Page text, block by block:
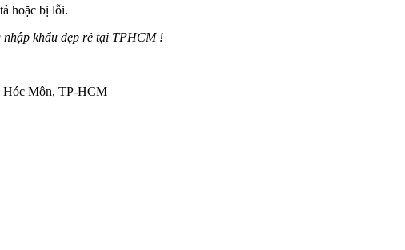
hoặc bị lỗi.
khẩu đẹp rẻ tại TPHCM !
Hóc Môn, TP-HCM